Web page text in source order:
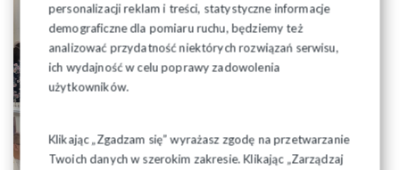
personalizacji reklam i treści, statystyczne informacje
demograficzne dla pomiaru ruchu, będziemy też
analizować przydatność niektórych rozwiązań serwisu,
ich wydajność w celu poprawy zadowolenia
użytkowników.
Klikając „Zgadzam się” wyrażasz zgodę na przetwarzanie
Twoich danych w szerokim zakresie. Klikając „Zarządzaj